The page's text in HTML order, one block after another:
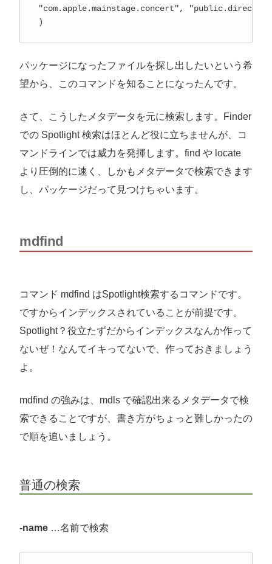
"com.apple.mainstage.concert",
)
パッケージになったファイルを探し出したいという希
望から、このコマンドを知ることになったんです。
さて、こうしたメタデータを元に検索します。Finder
での Spotlight 検索はほとんど役に立ちませんが、コ
マンドラインでは威力を発揮します。find や locate
より圧倒的に速く、しかもメタデータで検索できます
し、パッケージだって見つけちゃいます。
mdfind
コマンド mdfind はSpotlight検索するコマンドです。
ですからインデックスされていることが前提です。
Spotlight？役立たずだからインデックスなんか作って
ないぜ！なんてイキってないで、作っておきましょう
よ。
mdfind の強みは、mdls で確認出来るメタデータで検
索できることですが、書き方がちょっと難しかったの
で順を追いましょう。
普通の検索
-name …名前で検索